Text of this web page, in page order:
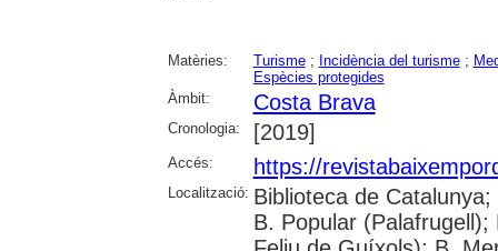
Matèries: Turisme; Incidència del turisme;
Espècies protegides
Àmbit:
Costa Brava
Cronologia: [2019]
Accés: https://
Localització: Biblioteca de
B. Popular